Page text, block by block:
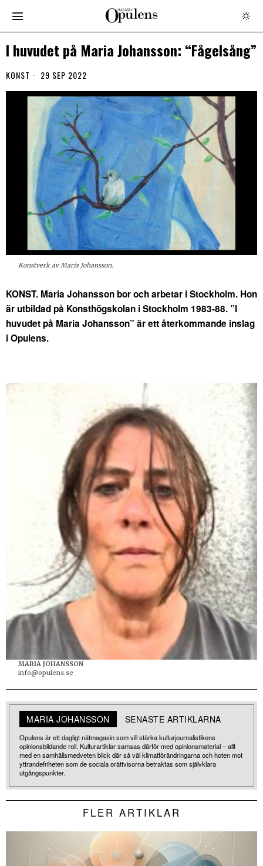
I huvudet på Maria Johansson: “Fågelsång”
KONST 29 SEP 2022
Konstverk av Maria Johansson.
KONST. Maria Johansson bor och arbetar i Stockholm. Hon
är utbildad på Konsthögskolan i Stockholm 1983-88. ”I
huvudet på Maria Johansson” är ett återkommande inslag
i Opulens.
MARIA JOHANSSON
info@opulens.se
MARIA JOHANSSON SENASTE ARTIKLARNA
Opulens är ett dagligt nätmagasin som vill stärka kulturjournalistikens
opinionsbildande roll. Kulturartiklar samsas därför med opinionsmaterial – allt
med en samhällsmedveten blick där så väl klimatförändringarna och hoten mot
yttrandefriheten som de sociala orättvisorna betraktas som självklara
utgångspunkter.
FLER ARTIKLAR